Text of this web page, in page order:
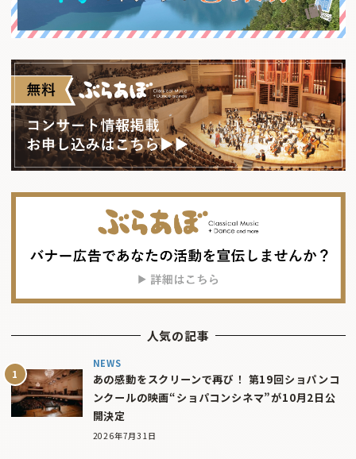
人気の記事
NEWS
あの感動をスクリーンで再び！ 第19回ショパンコ
ンクールの映画“ショパコンシネマ”が10月2日公
開決定
2026年7月31日